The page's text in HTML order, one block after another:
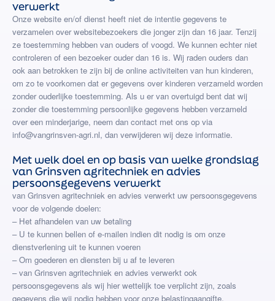
verwerkt
Onze website en/of dienst heeft niet de intentie gegevens te
verzamelen over websitebezoekers die jonger zijn dan 16 jaar. Tenzij
ze toestemming hebben van ouders of voogd. We kunnen echter niet
controleren of een bezoeker ouder dan 16 is. Wij raden ouders dan
ook aan betrokken te zijn bij de online activiteiten van hun kinderen,
om zo te voorkomen dat er gegevens over kinderen verzameld worden
zonder ouderlijke toestemming. Als u er van overtuigd bent dat wij
zonder die toestemming persoonlijke gegevens hebben verzameld
over een minderjarige, neem dan contact met ons op via
info@vangrinsven-agri.nl, dan verwijderen wij deze informatie.
Met welk doel en op basis van welke grondslag
van Grinsven agritechniek en advies
persoonsgegevens verwerkt
van Grinsven agritechniek en advies verwerkt uw persoonsgegevens
voor de volgende doelen:
– Het afhandelen van uw betaling
– U te kunnen bellen of e-mailen indien dit nodig is om onze
dienstverlening uit te kunnen voeren
– Om goederen en diensten bij u af te leveren
– van Grinsven agritechniek en advies verwerkt ook
persoonsgegevens als wij hier wettelijk toe verplicht zijn, zoals
gegevens die wij nodig hebben voor onze belastingaangifte.